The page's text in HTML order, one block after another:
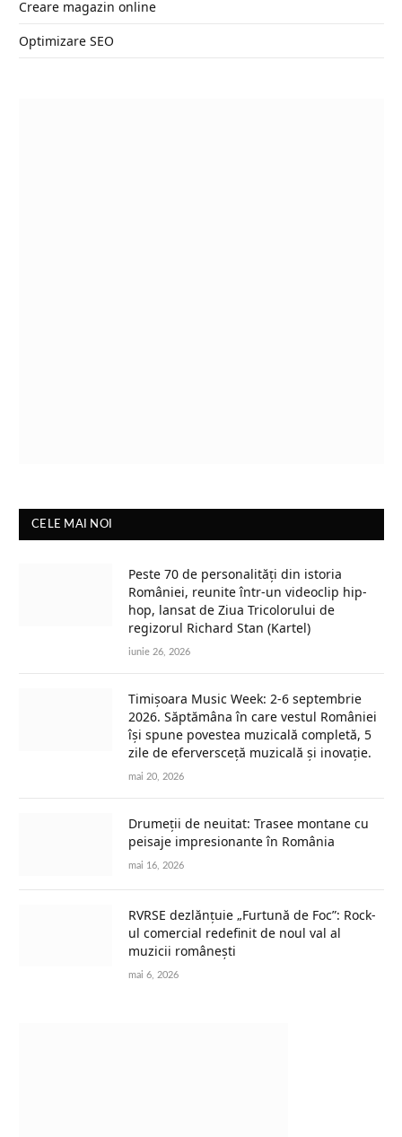
Creare magazin online
Optimizare SEO
CELE MAI NOI
Peste 70 de personalități din istoria
României, reunite într-un videoclip hip-
hop, lansat de Ziua Tricolorului de
regizorul Richard Stan (Kartel)
iunie 26, 2026
Timișoara Music Week: 2-6 septembrie
2026. Săptămâna în care vestul României
își spune povestea muzicală completă, 5
zile de eferversceță muzicală și inovație.
mai 20, 2026
Drumeții de neuitat: Trasee montane cu
peisaje impresionante în România
mai 16, 2026
RVRSE dezlănțuie „Furtună de Foc”: Rock-
ul comercial redefinit de noul val al
muzicii românești
mai 6, 2026